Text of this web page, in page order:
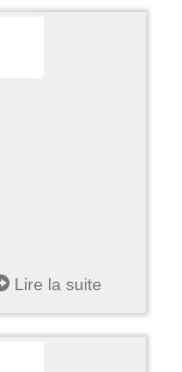
Lire la suite